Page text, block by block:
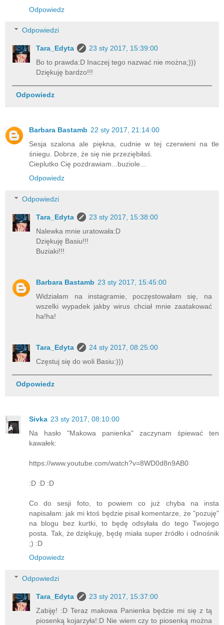
Odpowiedz
Odpowiedzi
Tara_Edyta
23 sty 2017, 15:39:00
Bo to prawda:D Inaczej tego nazwać nie można;)))
Dziękuję bardzo!!!
Odpowiedz
Barbara Bastamb 22 sty 2017, 21:14:00
Sesja szalona ale piękna, cudnie w tej czerwieni na tle
śniegu. Dobrze, że się nie przeziębiłaś.
Cieplutko Cię pozdrawiam...buziole...
Odpowiedz
Odpowiedzi
Tara_Edyta
23 sty 2017, 15:38:00
Nalewka mnie uratowała:D
Dziękuję Basiu!!!
Buziaki!!!
Barbara Bastamb 23 sty 2017, 15:45:00
Widziałam na instagramie, poczęstowałam się, na
wszelki wypadek jakby wirus chciał mnie zaatakować
ha!ha!
Tara_Edyta
24 sty 2017, 08:25:00
Częstuj się do woli Basiu:)))
Odpowiedz
Sivka 23 sty 2017, 08:10:00
Na hasło "Makowa panienka" zaczynam śpiewać ten
kawałek:
https://www.youtube.com/watch?v=8WD0d8n9AB0
:D :D :D
Co do sesji foto, to powiem co już chyba na insta
napisałam: jak mi ktoś będzie pisał komentarze, że "pozuję"
na blogu bez kurtki, to będę odsyłała do tego Twojego
posta. Tak, że dziękuję, będę miała super źródło i odnośnik
;) :D
Odpowiedz
Odpowiedzi
Tara_Edyta
23 sty 2017, 15:37:00
Zabiję! :D Teraz makowa Panienka będzie mi się z tą
piosenką kojarzyła!:D Nie wiem czy to piosenką można